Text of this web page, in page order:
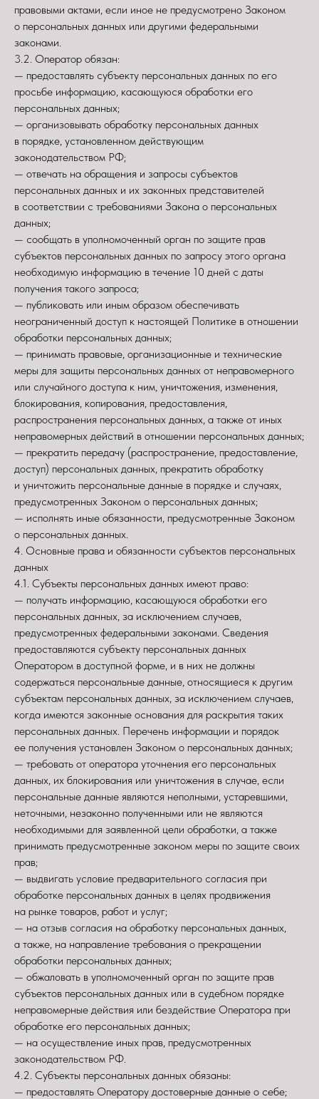
правовыми актами, если иное не предусмотрено Законом
о персональных данных или другими федеральными
законами.
3.2. Оператор обязан:
— предоставлять субъекту персональных данных по его
просьбе информацию, касающуюся обработки его
персональных данных;
— организовывать обработку персональных данных
в порядке, установленном действующим
законодательством РФ;
— отвечать на обращения и запросы субъектов
персональных данных и их законных представителей
в соответствии с требованиями Закона о персональных
данных;
— сообщать в уполномоченный орган по защите прав
субъектов персональных данных по запросу этого органа
необходимую информацию в течение 10 дней с даты
получения такого запроса;
— публиковать или иным образом обеспечивать
неограниченный доступ к настоящей Политике в отношении
обработки персональных данных;
— принимать правовые, организационные и технические
меры для защиты персональных данных от неправомерного
или случайного доступа к ним, уничтожения, изменения,
блокирования, копирования, предоставления,
распространения персональных данных, а также от иных
неправомерных действий в отношении персональных данных;
— прекратить передачу (распространение, предоставление,
доступ) персональных данных, прекратить обработку
и уничтожить персональные данные в порядке и случаях,
предусмотренных Законом о персональных данных;
— исполнять иные обязанности, предусмотренные Законом
о персональных данных.
4. Основные права и обязанности субъектов персональных
данных
4.1. Субъекты персональных данных имеют право:
— получать информацию, касающуюся обработки его
персональных данных, за исключением случаев,
предусмотренных федеральными законами. Сведения
предоставляются субъекту персональных данных
Оператором в доступной форме, и в них не должны
содержаться персональные данные, относящиеся к другим
субъектам персональных данных, за исключением случаев,
когда имеются законные основания для раскрытия таких
персональных данных. Перечень информации и порядок
ее получения установлен Законом о персональных данных;
— требовать от оператора уточнения его персональных
данных, их блокирования или уничтожения в случае, если
персональные данные являются неполными, устаревшими,
неточными, незаконно полученными или не являются
необходимыми для заявленной цели обработки, а также
принимать предусмотренные законом меры по защите своих
прав;
— выдвигать условие предварительного согласия при
обработке персональных данных в целях продвижения
на рынке товаров, работ и услуг;
— на отзыв согласия на обработку персональных данных,
а также, на направление требования о прекращении
обработки персональных данных;
— обжаловать в уполномоченный орган по защите прав
субъектов персональных данных или в судебном порядке
неправомерные действия или бездействие Оператора при
обработке его персональных данных;
— на осуществление иных прав, предусмотренных
законодательством РФ.
4.2. Субъекты персональных данных обязаны:
— предоставлять Оператору достоверные данные о себе;